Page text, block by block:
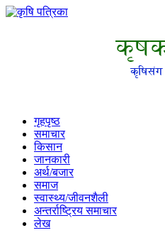
गृहपृष्ठ
समाचार
किसान
जानकारी
अर्थ/बजार
समाज
स्वास्थ्य/जीवनशैली
अन्तर्राष्ट्रिय समाचार
लेख